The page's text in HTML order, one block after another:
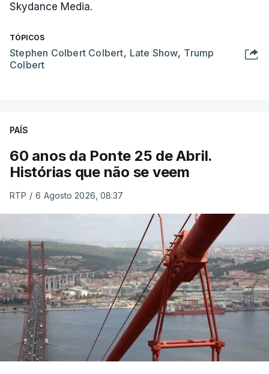
Skydance Media.
TÓPICOS
Stephen Colbert Colbert, Late Show, Trump
Colbert
PAÍS
60 anos da Ponte 25 de Abril.
Histórias que não se veem
RTP / 6 Agosto 2026, 08:37